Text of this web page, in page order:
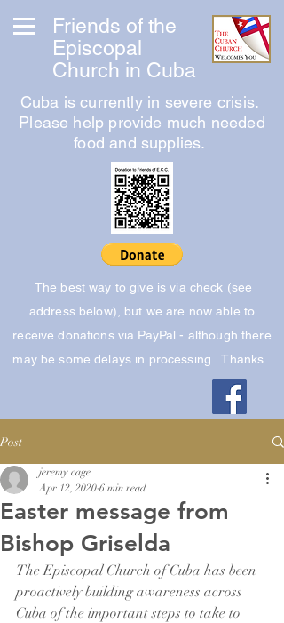
Friends of the
Episcopal
Church in Cuba
Cuba is currently in severe crisis.
Please help provide much needed
food and supplies.
The best way to give is via check (see
address below), but we are now able to
receive donations via PayPal - although there
may be some delays in processing. Thanks.
Post
Easter message from
Bishop Griselda
jeremy cage
Apr 12, 2020 6 min read
The Episcopal Church of Cuba has been
proactively building awareness across
Cuba of the important steps to take to